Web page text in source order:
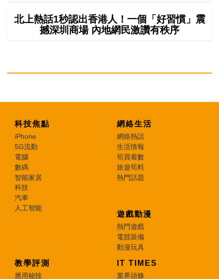
北上熱話1秒認出香港人！一個「好習慣」震
撼深圳商場 內地網民激讚有秩序
科技焦點
iPhone
5G流動
電腦
數碼
智能家居
科技
汽車
人工智能
網絡生活
網絡熱話
生活情報
筍買着數
旅遊筍料
熱門話題
遊戲動漫
熱門遊戲
電競裝備
動漫玩具
教學評測
應用秘技
IT TIMES
業界頭條